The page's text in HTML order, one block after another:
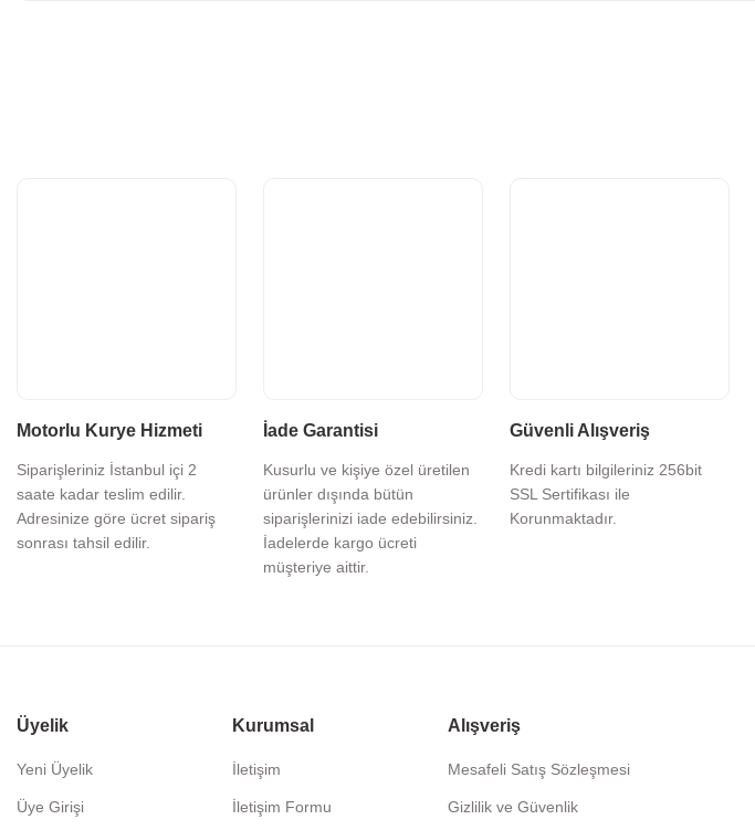
Motorlu Kurye Hizmeti
Siparişleriniz İstanbul içi 2
saate kadar teslim edilir.
Adresinize göre ücret sipariş
sonrası tahsil edilir.
İade Garantisi
Kusurlu ve kişiye özel üretilen
ürünler dışında bütün
siparişlerinizi iade edebilirsiniz.
İadelerde kargo ücreti
müşteriye aittir.
Güvenli Alışveriş
Kredi kartı bilgileriniz 256bit
SSL Sertifikası ile
Korunmaktadır.
Üyelik
Yeni Üyelik
Üye Girişi
Kurumsal
İletişim
İletişim Formu
Alışveriş
Mesafeli Satış Sözleşmesi
Gizlilik ve Güvenlik